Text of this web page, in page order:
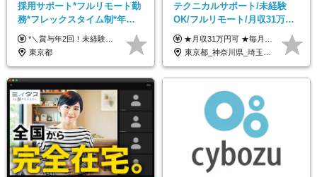
採用サポート*フルリモート勤
務*フレックスタイム制*年休
120日*土日祝休み*残業ほぼな
し*育児中社員8割以上
*＼賞与年2回！未経験から月給28万円スタート／* ◆月給28万～40万円＋賞与年2回＋各種インセンティブ ※経験・スキルを考慮の上、決定します ※試用期間6ヶ月間あり（期間中は月給26万円～になります。その他待遇等に差異はありません） ※月給には月35時間分の固定残業代含む（月5万4800円/超過分別途支給） ※ほとんどのメンバーが残業ゼロです！フレックスタイム制のため、自分の生活に合わせて調整できます。 ＼希望性で土曜日出勤あり／ お客様より「土曜日に応募者の対応をしてほしい」という ご要望を受けた際に、応募者対応⇒求職者との メッセージのやり取りなど、対応が発生する場合があります。 ※土曜日に出勤いただく場合は ・2時間稼働：4500円 ・4時間稼働：9000円 の給与が発生。勤務時間が4時間超えることは原則ありません。 短期間で高い給与をGETできるチャンスです♪
東京都
テクニカルサポート/未経験
OK/フルリモート/月収31万円
可/月最大3万のインセンティ
ブ支給/平均年齢33歳
★月収31万円可 ★毎月「最大3万円」のインセンティブあり 月給266,228円～＋スキル手当（15,000円）＋インセンティブ（月最大3万円） ※月給例（月額最大額）：281,228 円＋残業代発生分 インセンティブを最大まで取得できた場合は、月額最大額：311,228円＋残業代発生分 となります ※経験・スキルなどを考慮し決定します ※残業代は1分単位で支給 ※試用期間3ヵ月あり（契約社員期間も給与・待遇に変更なし） ※インセンティブは効率性、顧客満足、勤怠状況等の結果により毎月金額が決定されます。 ＼”頑張り”はインセンティブで還元！／ 入社3ヶ月目から、目標数字やKPI、勤怠状況、お客様アンケートなどをもとに評価をスタート。 最短4ヶ月目にはインセンティブの支給も可能です！
東京都_神奈川県_埼玉県_千葉県_大阪府_愛知県_北海道_青森県_岩手県_宮城県_秋田県_山形県_福島県_茨城県_栃木県_群馬県_新潟県_山梨県_長野県_富山県_石川県_福井県_静岡県_岐阜県_三重県_兵庫県_京都府_滋賀県_奈良県_和歌山県_広島県_岡山県_鳥取県_島根県_山口県_徳島県_香川県_愛媛県_高知県_福岡県_熊本県_佐賀県_長崎県_大分県_宮崎県_鹿児島県_沖縄県